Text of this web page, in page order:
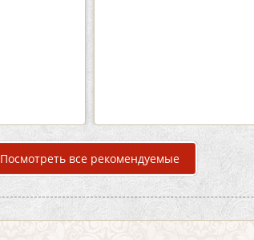
Посмотреть все рекомендуемые